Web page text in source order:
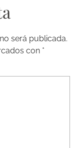
será publicada.
con *